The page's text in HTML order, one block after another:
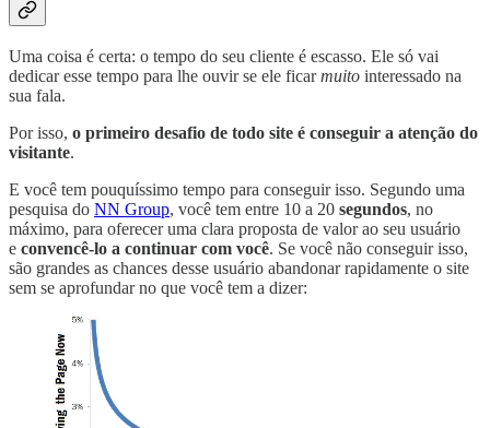
Uma coisa é certa: o tempo do seu cliente é escasso. Ele só vai
dedicar esse tempo para lhe ouvir se ele ficarmuito interessado na
sua fala.
Por isso, o primeiro desafio de todo site é conseguir a atenção do
visitante.
E você tem pouquíssimo tempo para conseguir isso. Segundo uma
pesquisa do NN Group, você tem entre 10 a 20 segundos, no
máximo, para oferecer uma clara proposta de valor ao seu usuário
e convencê-lo a continuar com você. Se você não conseguir isso,
são grandes as chances desse usuário abandonar rapidamente o site
sem se aprofundar no que você tem a dizer: